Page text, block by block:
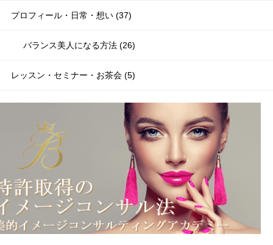
プロフィール・日常・想い (37)
バランス美人になる方法 (26)
レッスン・セミナー・お茶会 (5)